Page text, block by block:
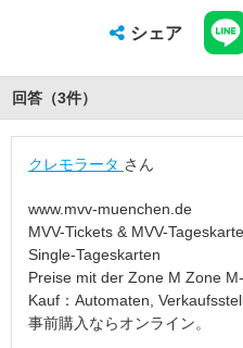
シェア
回答（3件）
クレモラータ さん
www.mvv-muenchen.de
MVV-Tickets & MVV-
Single-Tageskarten
Preise mit der Zone M Zone
Kauf：Automaten,
事前購入ならオンライン。